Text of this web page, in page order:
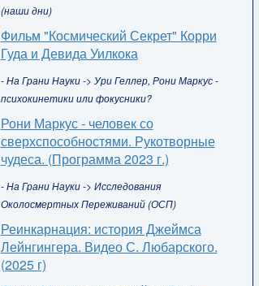
(наши дни)
Фильм "Космический Секрет" Корри
Гуда и Девида Уилкока
- На Грани Науки -> Ури Геллер, Рони Маркус -
психокинетики или фокусники?
Рони Маркус - человек со
сверхспособностями. Рукотворные
чудеса. (Программа 2023 г.)
- На Грани Науки -> Исследования
Околосмертных Переживаний (ОСП)
Реинкарнация: история Джеймса
Лейнгингера. Видео С. Любарского.
(2025 г)